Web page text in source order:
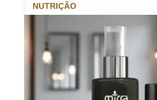
NUTRIÇÃO